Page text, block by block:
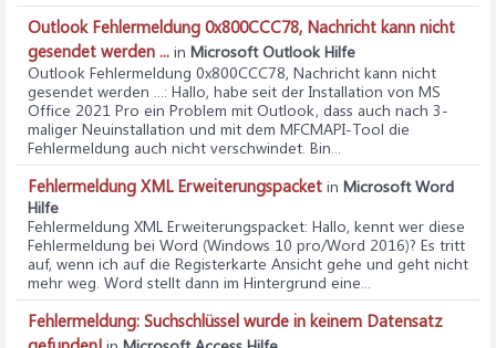
Outlook Fehlermeldung 0x800CCC78, Nachricht kann nicht
gesendet werden ... in Microsoft Outlook Hilfe
Outlook Fehlermeldung 0x800CCC78, Nachricht kann nicht
gesendet werden ...: Hallo, habe seit der Installation von MS
Office 2021 Pro ein Problem mit Outlook, dass auch nach 3-
maliger Neuinstallation und mit dem MFCMAPI-Tool die
Fehlermeldung auch nicht verschwindet. Bin...
Fehlermeldung XML Erweiterungspacket in Microsoft Word
Hilfe
Fehlermeldung XML Erweiterungspacket: Hallo, kennt wer diese
Fehlermeldung bei Word (Windows 10 pro/Word 2016)? Es tritt
auf, wenn ich auf die Registerkarte Ansicht gehe und geht nicht
mehr weg. Word stellt dann im Hintergrund eine...
Fehlermeldung: Suchschlüssel wurde in keinem Datensatz